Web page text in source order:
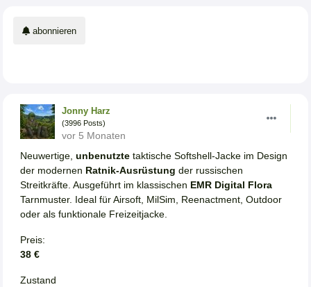
abonnieren
Jonny Harz
(3996 Posts)
vor 5 Monaten
Neuwertige, unbenutzte taktische Softshell-Jacke im Design
der modernen Ratnik-Ausrüstung der russischen
Streitkräfte. Ausgeführt im klassischen EMR Digital Flora
Tarnmuster. Ideal für Airsoft, MilSim, Reenactment, Outdoor
oder als funktionale Freizeitjacke.
Preis:
38 €
Zustand